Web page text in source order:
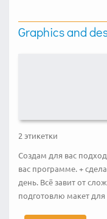
Graphics and
2 этикетки
Создам для вас
вас программе. +
день. Всё завит от
подготовлю макет для